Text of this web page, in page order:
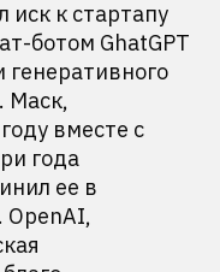
иск к стартапу
ботом GhatGPT
генеративного
Маск,
вместе с
года
ее в
OpenAI,